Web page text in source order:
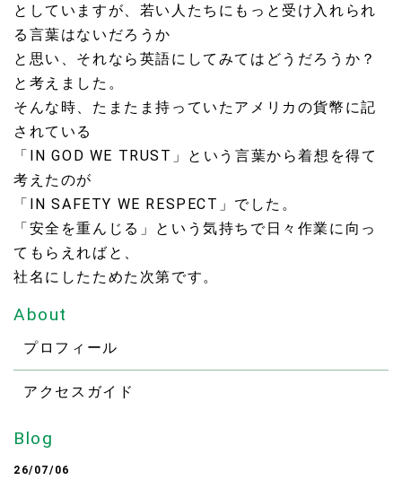
としていますが、若い人たちにもっと受け入れられ
る言葉はないだろうか
と思い、それなら英語にしてみてはどうだろうか？
と考えました。
そんな時、たまたま持っていたアメリカの貨幣に記
されている
「IN GOD WE TRUST」という言葉から着想を得て
考えたのが
「IN SAFETY WE RESPECT」でした。
「安全を重んじる」という気持ちで日々作業に向っ
てもらえればと、
社名にしたためた次第です。
About
プロフィール
アクセスガイド
Blog
26/07/06